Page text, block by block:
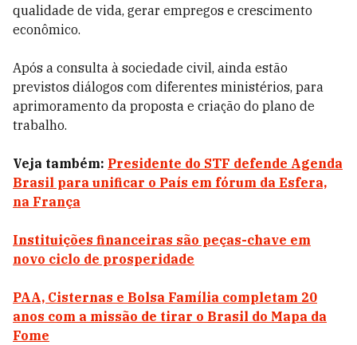
qualidade de vida, gerar empregos e crescimento
econômico.
Após a consulta à sociedade civil, ainda estão
previstos diálogos com diferentes ministérios, para
aprimoramento da proposta e criação do plano de
trabalho.
Veja também: Presidente do STF defende Agenda
Brasil para unificar o País em fórum da Esfera,
na França
Instituições financeiras são peças-chave em
novo ciclo de prosperidade
PAA, Cisternas e Bolsa Família completam 20
anos com a missão de tirar o Brasil do Mapa da
Fome